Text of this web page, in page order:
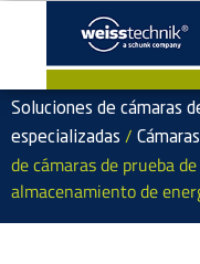
Soluciones de cámaras
especializadas /
de cámaras de prueba
almacenamiento de